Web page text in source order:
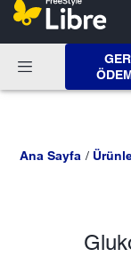
Ana Sayfa